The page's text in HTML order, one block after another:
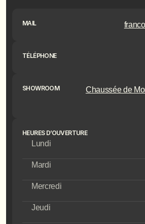
MAIL
TÉLÉPHONE
SHOWROOM
Chaussée de
HEURES D’OUVERTURE
Lundi
Mardi
Mercredi
Jeudi